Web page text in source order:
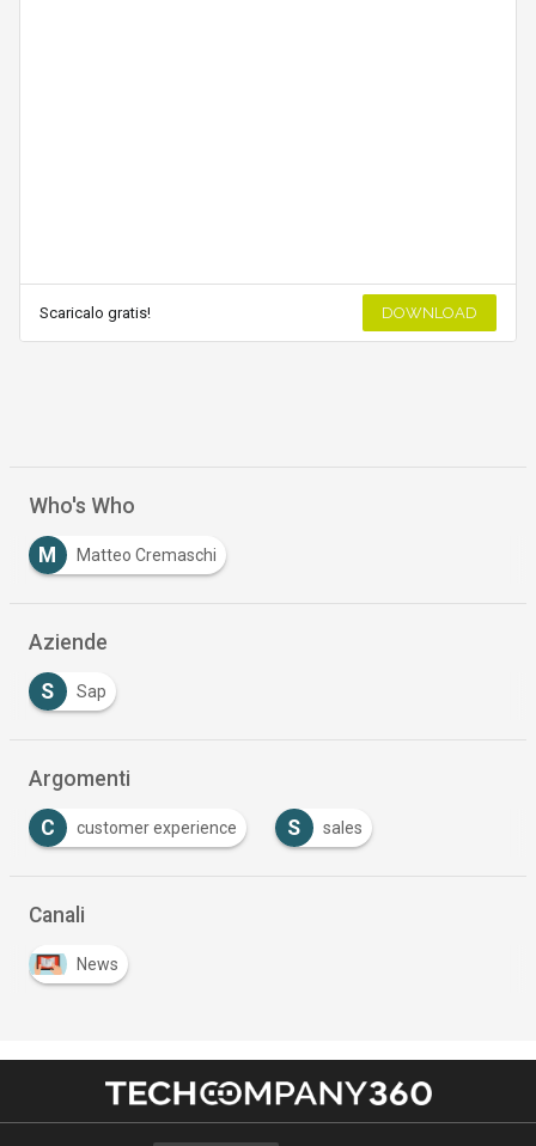
Scaricalo gratis! DOWNLOAD
Who's Who
M Matteo Cremaschi
Aziende
S Sap
Argomenti
C customer experience S sales
Canali
News